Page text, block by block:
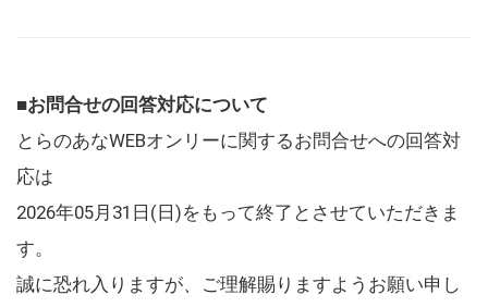
■お問合せの回答対応について
とらのあなWEBオンリーに関するお問合せへの回答対
応は
2026年05月31日(日)をもって終了とさせていただきま
す。
誠に恐れ入りますが、ご理解賜りますようお願い申し